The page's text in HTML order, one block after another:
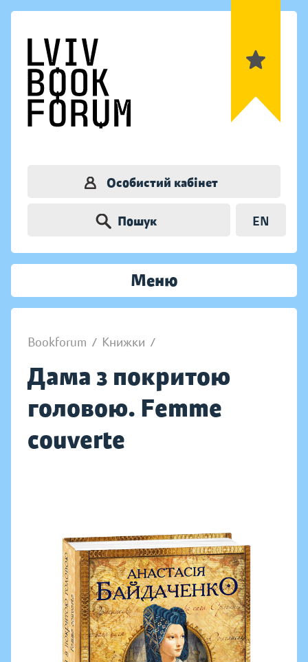
Особистий кабінет
Пошук EN
Меню
Bookforum / Книжки /
Дама з покритою
головою. Femme
couverte